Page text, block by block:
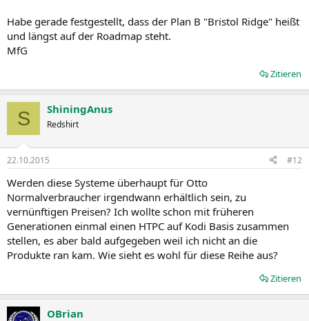
Habe gerade festgestellt, dass der Plan B "Bristol Ridge" heißt
und längst auf der Roadmap steht.
MfG
Zitieren
S ShiningAnus
Redshirt
22.10.2015 #12
Werden diese Systeme überhaupt für Otto
Normalverbraucher irgendwann erhältlich sein, zu
vernünftigen Preisen? Ich wollte schon mit früheren
Generationen einmal einen HTPC auf Kodi Basis zusammen
stellen, es aber bald aufgegeben weil ich nicht an die
Produkte ran kam. Wie sieht es wohl für diese Reihe aus?
Zitieren
OBrian